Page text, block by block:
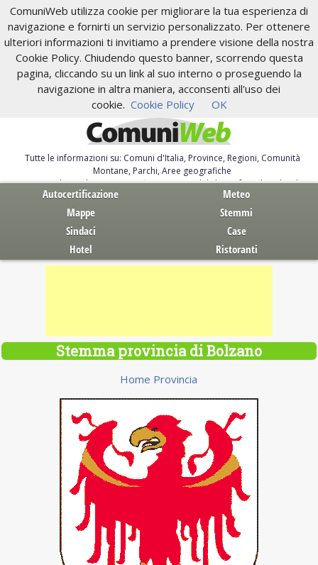
ComuniWeb utilizza cookie per migliorare la tua esperienza di
navigazione e fornirti un servizio personalizzato. Per ottenere
ulteriori informazioni ti invitiamo a prendere visione della nostra
Cookie Policy. Chiudendo questo banner, scorrendo questa
pagina, cliccando su un link al suo interno o proseguendo la
navigazione in altra maniera, acconsenti all'uso dei
cookie. Cookie Policy OK
Tutte le informazioni su: Comuni d'Italia, Province, Regioni, Comunità
Montane, Parchi, Aree geografiche
Servizi al Cittadino. Autocertificazione, moduli, leggi, free download
Autocertificazione
Meteo
Mappe
Stemmi
Sindaci
Case
Hotel
Ristoranti
Stemma provincia di Bolzano
Home Provincia